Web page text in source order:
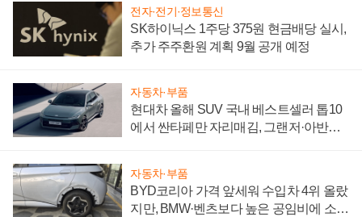
전자·전기·정보통신
SK하이닉스 1주당 375원 현금배당 실시,
추가 주주환원 계획 9월 공개 예정
자동차·부품
현대차 올해 SUV 국내 베스트셀러 톱10
에서 싼타페만 자리매김, 그랜저·아반떼
자동차·부품
BYD코리아 가격 앞세워 수입차 4위 올랐
지만, BMW·벤츠보다 높은 공임비에 소비